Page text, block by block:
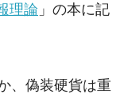
理論 」の本に記
、偽装硬貨は重